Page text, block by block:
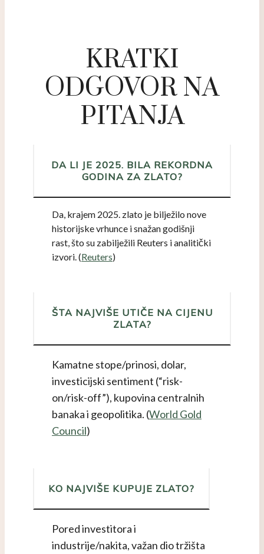
KRATKI
ODGOVOR NA
PITANJA
DA LI JE 2025. BILA REKORDNA
GODINA ZA ZLATO?
Da, krajem 2025. zlato je bilježilo nove
historijske vrhunce i snažan godišnji
rast, što su zabilježili Reuters i analitički
izvori. (Reuters)
ŠTA NAJVIŠE UTIČE NA CIJENU
ZLATA?
Kamatne stope/prinosi, dolar,
investicijski sentiment (“risk-
on/risk-off”), kupovina centralnih
banaka i geopolitika. (World Gold
Council)
KO NAJVIŠE KUPUJE ZLATO?
Pored investitora i
industrije/nakita, važan dio tržišta